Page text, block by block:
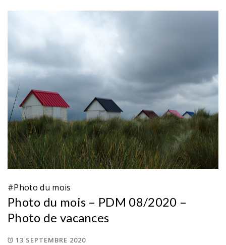
#Photo du mois
Photo du mois – PDM 08/2020 –
Photo de vacances
13 SEPTEMBRE 2020